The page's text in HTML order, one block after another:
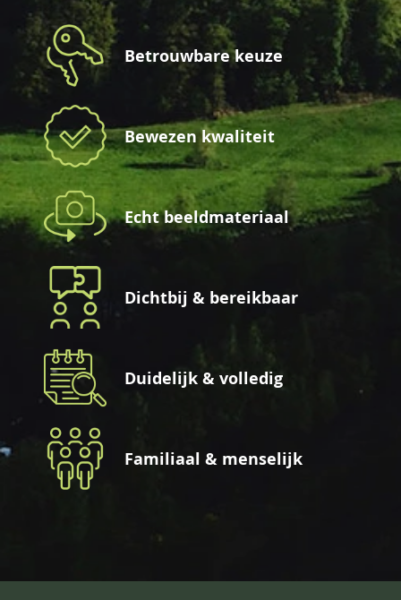
Betrouwbare keuze
Bewezen kwaliteit
Echt beeldmateriaal
Dichtbij & bereikbaar
Duidelijk & volledig
Familiaal & menselijk